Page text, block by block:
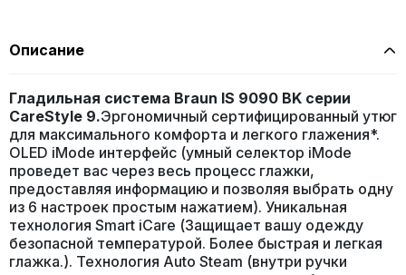
Описание
Гладильная система Braun IS 9090 BK серии
CareStyle 9.Эргономичный сертифицированный утюг
для максимального комфорта и легкого глажения*.
OLED iMode интерфейс (умный селектор iMode
проведет вас через весь процесс глажки,
предоставляя информацию и позволяя выбрать одну
из 6 настроек простым нажатием). Уникальная
технология Smart iCare (Защищает вашу одежду
безопасной температурой. Более быстрая и легкая
глажка.). Технология Auto Steam (внутри ручки